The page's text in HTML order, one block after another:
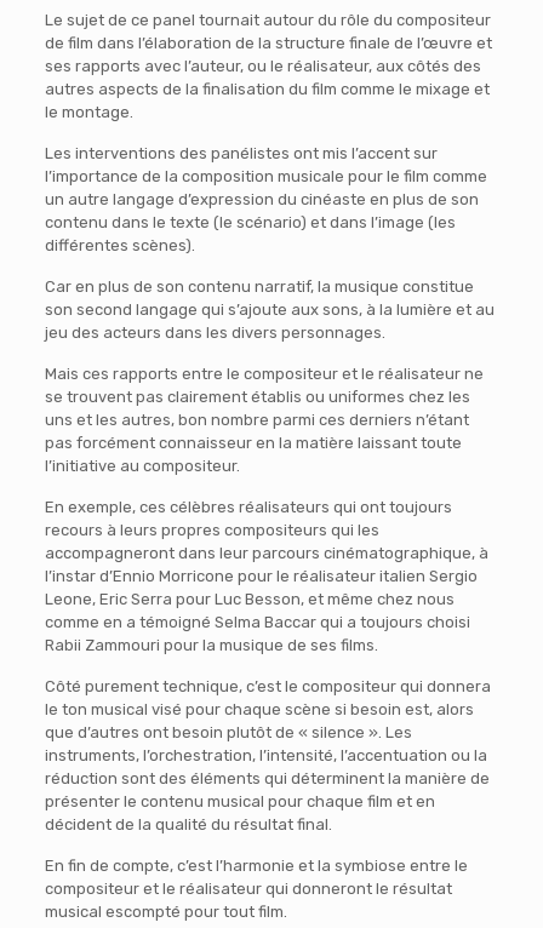
Le sujet de ce panel tournait autour du rôle du compositeur
de film dans l’élaboration de la structure finale de l’œuvre et
ses rapports avec l’auteur, ou le réalisateur, aux côtés des
autres aspects de la finalisation du film comme le mixage et
le montage.
Les interventions des panélistes ont mis l’accent sur
l’importance de la composition musicale pour le film comme
un autre langage d’expression du cinéaste en plus de son
contenu dans le texte (le scénario) et dans l’image (les
différentes scènes).
Car en plus de son contenu narratif, la musique constitue
son second langage qui s’ajoute aux sons, à la lumière et au
jeu des acteurs dans les divers personnages.
Mais ces rapports entre le compositeur et le réalisateur ne
se trouvent pas clairement établis ou uniformes chez les
uns et les autres, bon nombre parmi ces derniers n’étant
pas forcément connaisseur en la matière laissant toute
l’initiative au compositeur.
En exemple, ces célèbres réalisateurs qui ont toujours
recours à leurs propres compositeurs qui les
accompagneront dans leur parcours cinématographique, à
l’instar d’Ennio Morricone pour le réalisateur italien Sergio
Leone, Eric Serra pour Luc Besson, et même chez nous
comme en a témoigné Selma Baccar qui a toujours choisi
Rabii Zammouri pour la musique de ses films.
Côté purement technique, c’est le compositeur qui donnera
le ton musical visé pour chaque scène si besoin est, alors
que d’autres ont besoin plutôt de « silence ». Les
instruments, l’orchestration, l’intensité, l’accentuation ou la
réduction sont des éléments qui déterminent la manière de
présenter le contenu musical pour chaque film et en
décident de la qualité du résultat final.
En fin de compte, c’est l’harmonie et la symbiose entre le
compositeur et le réalisateur qui donneront le résultat
musical escompté pour tout film.